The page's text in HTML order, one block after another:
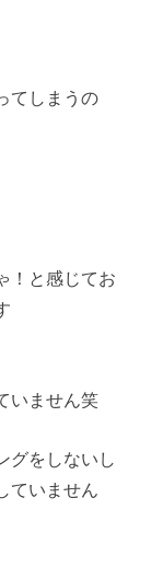
てしまうの
！と感じてお
いません笑
グをしないし
ていません